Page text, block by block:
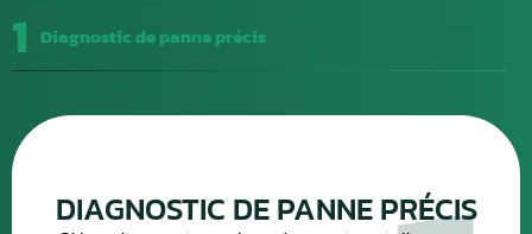
1 Diagnostic de panne précis
DIAGNOSTIC DE PANNE PRÉCIS